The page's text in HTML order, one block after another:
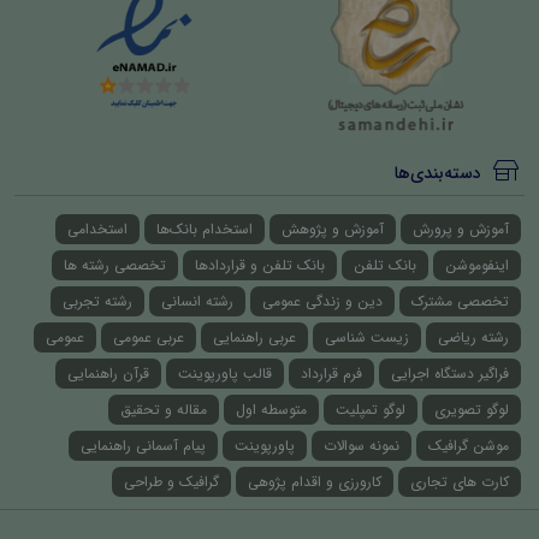
دسته‌بندی‌ها
آموزش و پرورش آموزش و پژوهش استخدام بانک‌ها
استخدامی
اینفوموشن
بانک تلفن بانک تلفن و قراردادها
تخصصی رشته ها
تخصصی مشترک
دین و زندگی عمومی رشته انسانی
رشته تجربی
رشته ریاضی
زیست شناسی عربی راهنمایی عربی عمومی
عمومی
فراگیر دستگاه اجرایی
فرم قرارداد قالب پاورپوینت
قرآن راهنمایی
لوگو تصویری
لوگو تمپلیت متوسطه اول
مقاله و تحقیق
موشن گرافیک
نمونه سوالات پاورپوینت
پیام آسمانی راهنمایی
کارت های تجاری
کارورزی و اقدام پژوهی گرافیک و طراحی